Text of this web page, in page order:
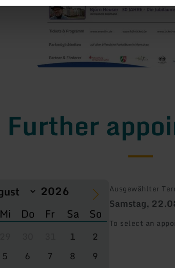
Further
Mi Do Fr Sa So
1
2
5 6 7 8
9
Ausgewählter
Samstag,
To select an